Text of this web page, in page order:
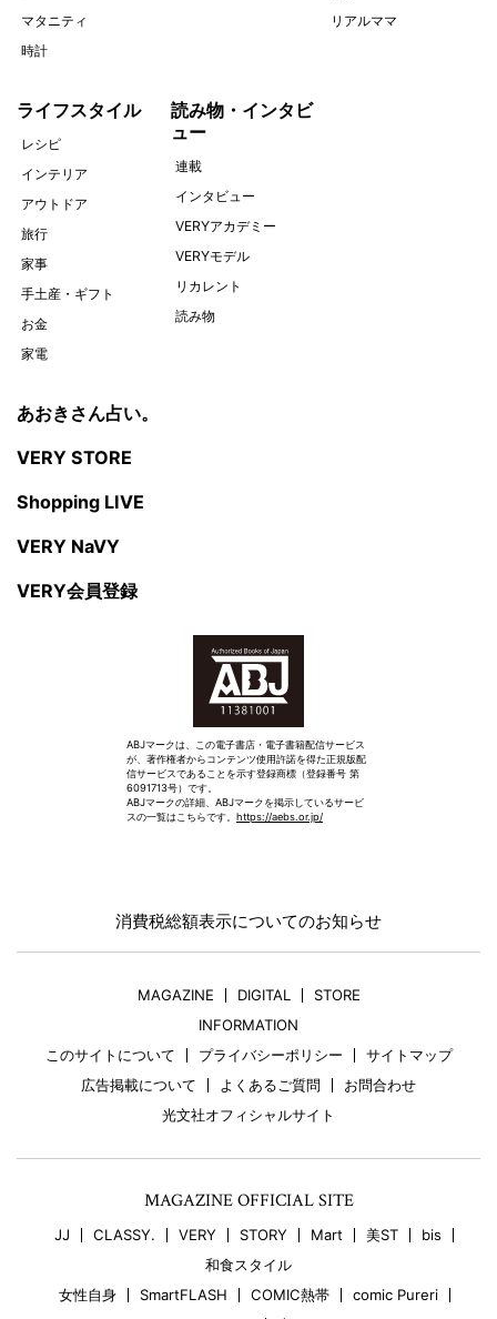
マタニティ
時計
リアルママ
ライフスタイル
レシピ
インテリア
アウトドア
旅行
家事
手土産・ギフト
お金
家電
読み物・インタビ
ュー
連載
インタビュー
VERYアカデミー
VERYモデル
リカレント
読み物
あおきさん占い。
VERY STORE
Shopping LIVE
VERY NaVY
VERY会員登録
ABJマークは、この電子書店・電子書籍配信サービス
が、著作権者からコンテンツ使用許諾を得た正規版配
信サービスであることを示す登録商標（登録番号 第
6091713号）です。
ABJマークの詳細、ABJマークを掲示しているサービ
スの一覧はこちらです。 https://aebs.or.jp/
消費税総額表示についてのお知らせ
MAGAZINE DIGITAL
STORE
INFORMATION
このサイトについて
プライバシーポリシー
サイトマップ
広告掲載について
よくあるご質問
お問合わせ
光文社オフィシャルサイト
MAGAZINE OFFICIAL SITE
JJ CLASSY. VERY STORY Mart 美ST
bis
和食スタイル
女性自身
SmartFLASH COMIC熱帯
comic Pureri